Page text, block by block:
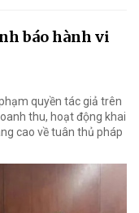
báo hành vi
quyền tác giả trên
thu, hoạt động khai
cao về tuân thủ pháp